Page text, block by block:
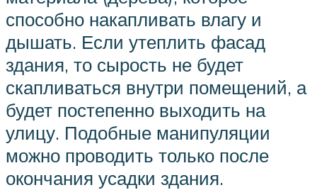
способно накапливать влагу и
дышать. Если утеплить фасад
здания, то сырость не будет
скапливаться внутри помещений, а
будет постепенно выходить на
улицу. Подобные манипуляции
можно проводить только после
окончания усадки здания.